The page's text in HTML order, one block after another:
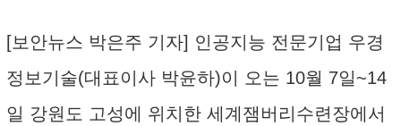
[보안뉴스 박은주 기자] 인공지능 전문기업 우경
정보기술(대표이사 박윤하)이 오는 10월 7일~14
일 강원도 고성에 위치한 세계잼버리수련장에서